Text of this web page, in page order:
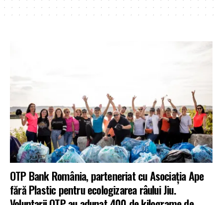
OTP Bank România, parteneriat cu Asociația Ape
fără Plastic pentru ecologizarea râului Jiu.